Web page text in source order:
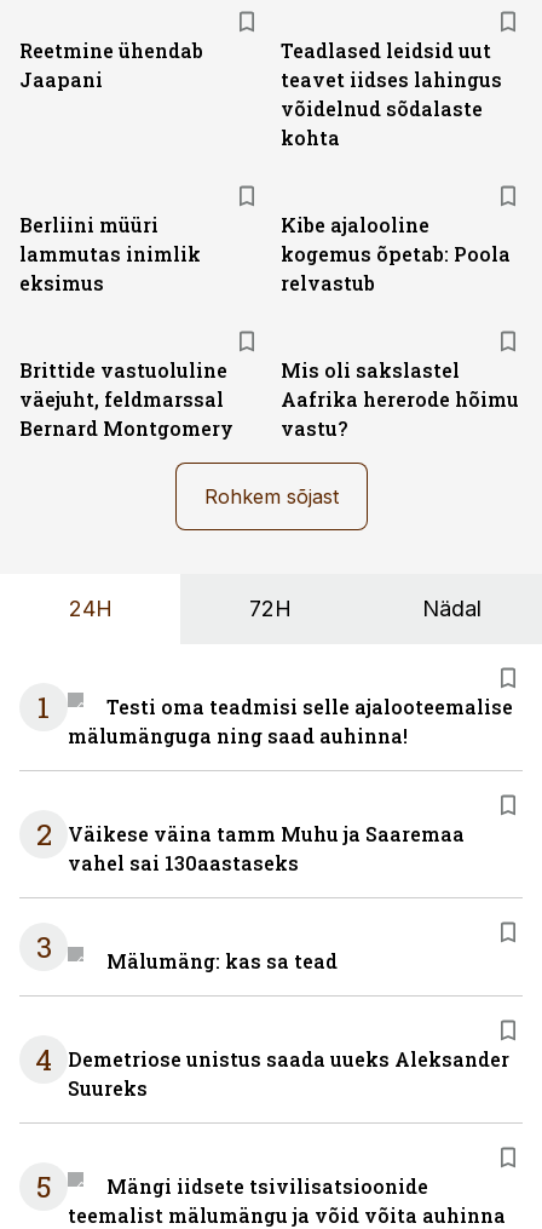
Reetmine ühendab
Jaapani
Teadlased leidsid uut
teavet iidses lahingus
võidelnud sõdalaste
kohta
Berliini müüri
lammutas inimlik
eksimus
Kibe ajalooline
kogemus õpetab: Poola
relvastub
Brittide vastuoluline
väejuht, feldmarssal
Bernard Montgomery
Mis oli sakslastel
Aafrika hererode hõimu
vastu?
Rohkem sõjast
24H 72H Nädal
1
Testi oma teadmisi selle ajalooteemalise
mälumänguga ning saad auhinna!
2
Väikese väina tamm Muhu ja Saaremaa
vahel sai 130aastaseks
3 Mälumäng: kas sa tead
4
Demetriose unistus saada uueks Aleksander
Suureks
5
Mängi iidsete tsivilisatsioonide
teemalist mälumängu ja võid võita auhinna